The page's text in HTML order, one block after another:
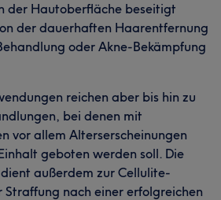
der Hautoberfläche beseitigt
der dauerhaften Haarentfernung
oder Akne-Bekämpfung
reichen aber bis hin zu
bei denen mit
vor allem Alterserscheinungen
geboten werden soll. Die
außerdem zur Cellulite-
Straffung nach einer erfolgreichen